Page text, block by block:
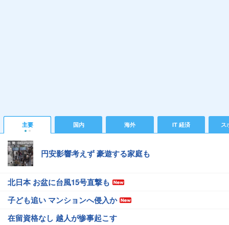
主要 国内 海外 IT 経済 ス
円安影響考えず 豪遊する家庭も
北日本 お盆に台風15号直撃も
子ども追い マンションへ侵入か
在留資格なし 越人が惨事起こす